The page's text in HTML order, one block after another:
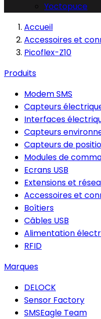
Yoctopuce
Accueil
Accessoires et
Picoflex-Z10
Produits
Modem SMS
Capteurs
Interfaces
Capteurs
Capteurs de
Modules de
Ecrans USB
Extensions et
Accessoires et
Boîtiers
Câbles USB
Alimentation
RFID
Marques
DELOCK
Sensor Factory
SMSEagle Team